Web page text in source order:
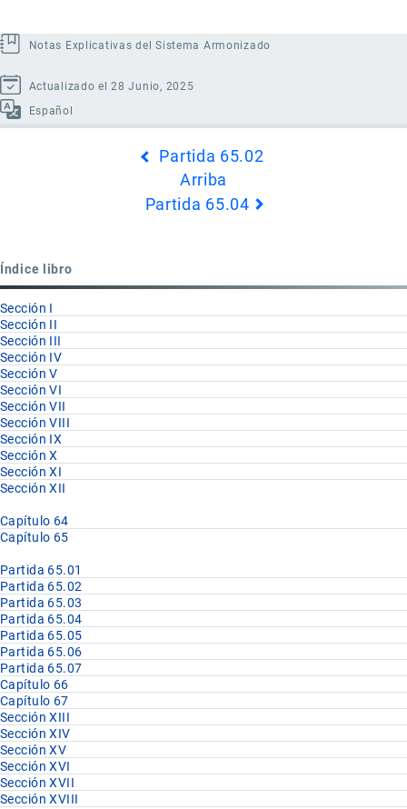
Notas Explicativas del Sistema Armonizado
Actualizado el 28 Junio, 2025
Español
65.03
Partida 65.02
Arriba
Partida 65.04
Índice libro
Sección I
Sección II
Sección III
Sección IV
Sección V
Sección VI
Sección VII
Sección VIII
Sección IX
Sección X
Sección XI
Sección XII
Capítulo 64
Capítulo 65
Partida 65.01
Partida 65.02
Partida 65.03
Partida 65.04
Partida 65.05
Partida 65.06
Partida 65.07
Capítulo 66
Capítulo 67
Sección XIII
Sección XIV
Sección XV
Sección XVI
Sección XVII
Sección XVIII